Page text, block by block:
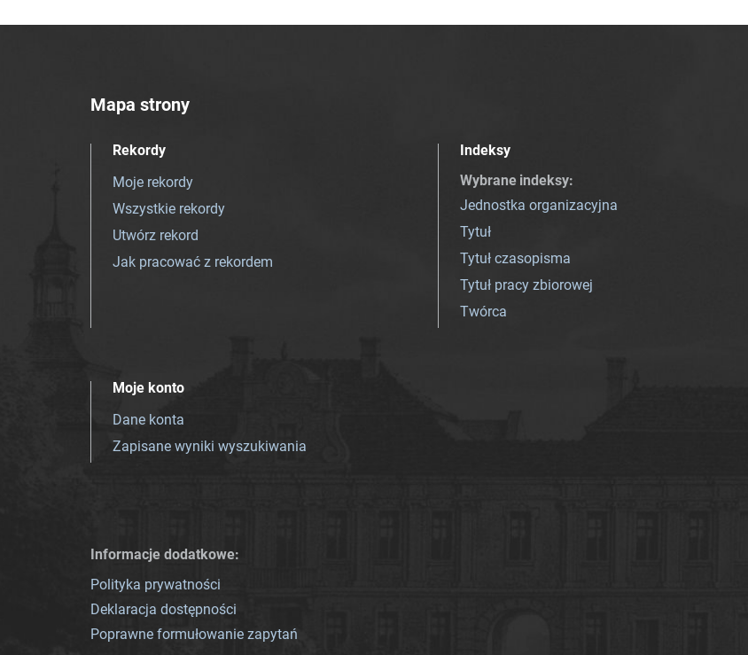
Mapa strony
Rekordy
Moje rekordy
Wszystkie rekordy
Utwórz rekord
Jak pracować z rekordem
Indeksy
Wybrane indeksy:
Jednostka organizacyjna
Tytuł
Tytuł czasopisma
Tytuł pracy zbiorowej
Twórca
Moje konto
Dane konta
Zapisane wyniki wyszukiwania
Informacje dodatkowe:
Polityka prywatności
Deklaracja dostępności
Poprawne formułowanie zapytań